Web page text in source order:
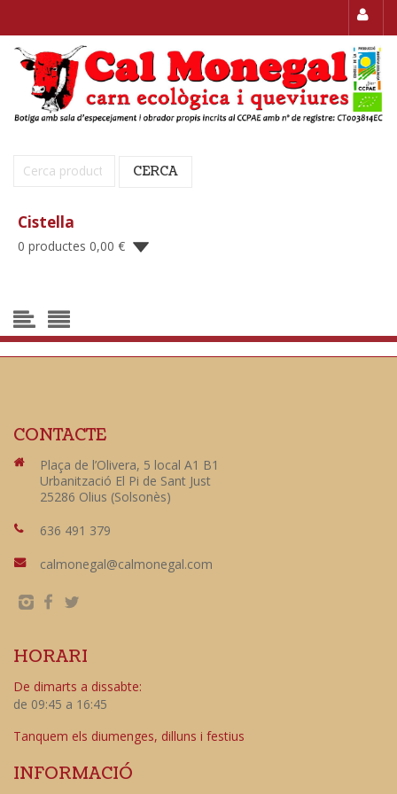
Cerca: CERCA
Cistella
0 productes 0,00 €
CONTACTE
Plaça de l’Olivera, 5 local A1 B1
Urbanització El Pi de Sant Just
25286 Olius (Solsonès)
636 491 379
calmonegal@calmonegal.com
HORARI
De dimarts a dissabte:
de 09:45 a 16:45
Tanquem els diumenges, dilluns i festius
INFORMACIÓ